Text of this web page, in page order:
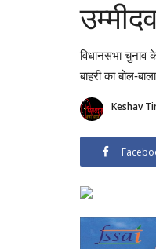
विधानसभा चुनाव
बाहरी का बोल-
Keshav